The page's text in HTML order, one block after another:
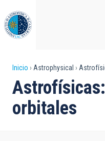
al
contenido
principal
Sobrescribir
enlaces
de
Inicio Astrophysical
orbitales